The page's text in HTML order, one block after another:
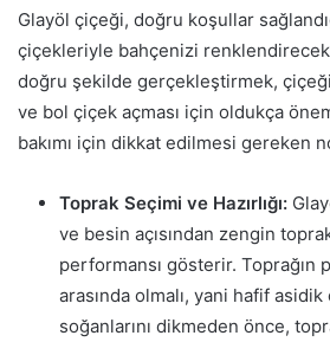
Glayöl çiçeği, doğru koşullar
çiçekleriyle bahçenizi renklendirecek
doğru şekilde gerçekleştirmek,
ve bol çiçek açması için oldukça
bakımı için dikkat edilmesi gereken
Toprak Seçimi ve Hazırlığı:
ve besin açısından zengin
performansı gösterir. Toprağın
arasında olmalı, yani hafif asidik
soğanlarını dikmeden önce,